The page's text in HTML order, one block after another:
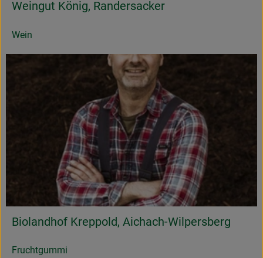
Weingut König, Randersacker
Wein
Biolandhof Kreppold, Aichach-Wilpersberg
Fruchtgummi